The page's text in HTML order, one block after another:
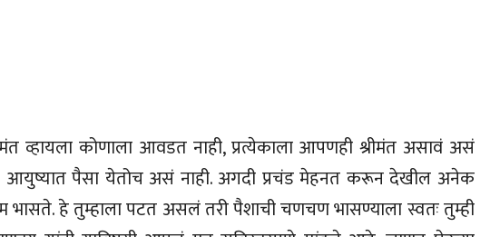
व्हायला कोणाला आवडत नाही, प्रत्येकाला आपणही श्रीमंत असावं असं
आयुष्यात पैसा येतोच असं नाही. अगदी प्रचंड मेहनत करून देखील अनेक
हे तुम्हाला पटत असलं तरी पैशाची चणचण भासण्याला स्वतः तुम्ही